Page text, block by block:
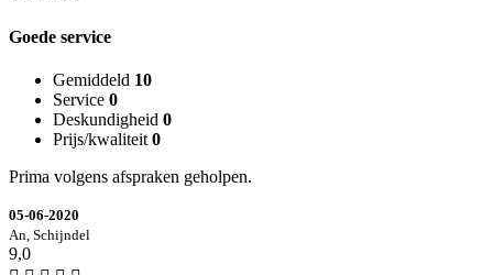
Goede service
Gemiddeld 10
Service 0
Deskundigheid 0
Prijs/kwaliteit 0
Prima volgens afspraken geholpen.
05-06-2020
An, Schijndel
9,0